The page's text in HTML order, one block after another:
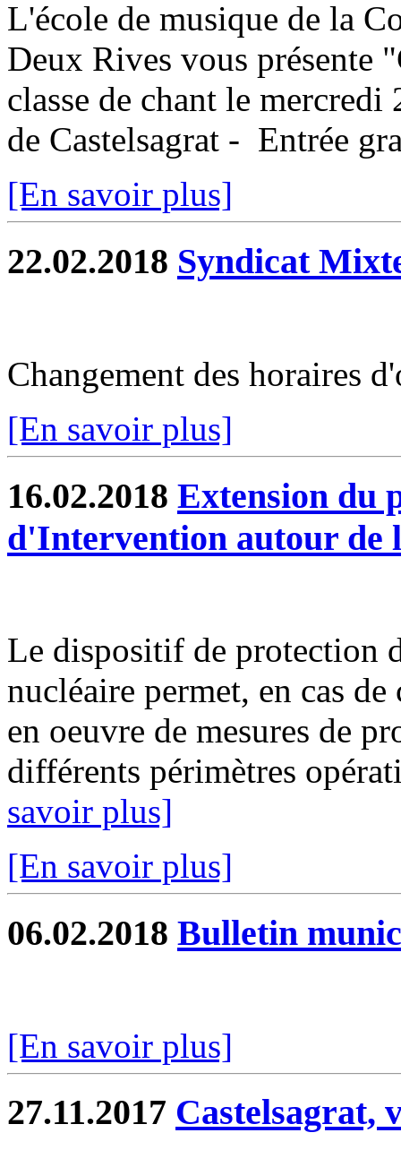
L'école de musique de la
Deux Rives vous présente
classe de chant le mercredi
de Castelsagrat - Entrée
[En savoir plus]
22.02.2018 Syndicat
Changement des horaires
[En savoir plus]
16.02.2018 Extension du
d'Intervention autour de
Le dispositif de protection
nucléaire permet, en cas
en oeuvre de mesures de
différents périmètres
savoir plus]
[En savoir plus]
06.02.2018 Bulletin
[En savoir plus]
27.11.2017 Castelsagrat,